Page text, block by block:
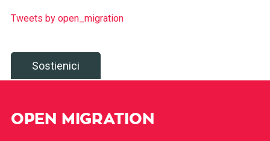
Tweets by open_migration
Sostienici
OPEN MIGRATION